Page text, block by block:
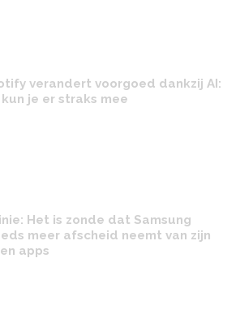
verandert voorgoed dankzij AI:
je er straks mee
Het is zonde dat Samsung
meer afscheid neemt van zijn
apps